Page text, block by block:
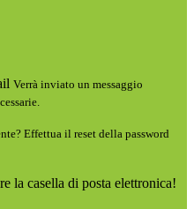
Verrà inviato un messaggio
Effettua il reset della password
la casella di posta elettronica!